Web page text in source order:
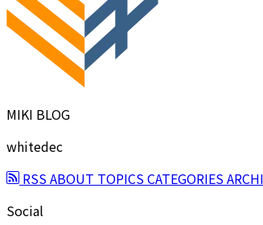
MIKI BLOG
whitedec
RSSABOUT TOPICSCATEGORIES
Social